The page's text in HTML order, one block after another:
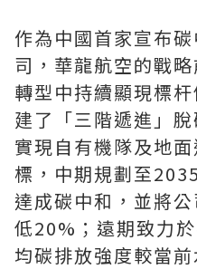
作為中國首家宣布
司，華龍航空的戰
轉型中持續顯現標
建了「三階遞進」
實現自有機隊及地
標，中期規劃至
達成碳中和，並將
低20%；遠期致力
均碳排放強度較當